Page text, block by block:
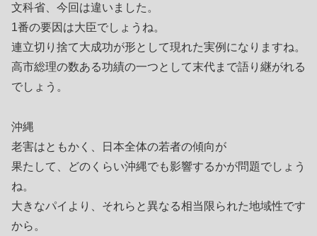
文科省、今回は違いました。
1番の要因は大臣でしょうね。
連立切り捨て大成功が形として現れた実例になりますね。
高市総理の数ある功績の一つとして末代まで語り継がれる
でしょう。
沖縄
老害はともかく、日本全体の若者の傾向が
果たして、どのくらい沖縄でも影響するかが問題でしょう
ね。
大きなパイより、それらと異なる相当限られた地域性です
から。